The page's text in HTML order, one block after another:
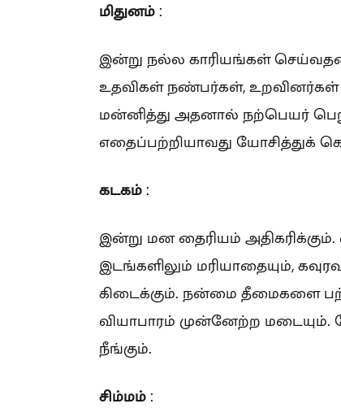
மிதுனம் :
இன்று நல்ல காரியங்கள் செய்வதன்
உதவிகள் நண்பர்கள், உறவினர்கள்
மன்னித்து அதனால் நற்பெயர்
எதைப்பற்றியாவது யோசித்துக்
கடகம் :
இன்று மன தைரியம் அதிகரிக்கும்.
இடங்களிலும் மரியாதையும்,
கிடைக்கும். நன்மை தீமைகளை
வியாபாரம் முன்னேற்ற
நீங்கும்.
சிம்மம் :